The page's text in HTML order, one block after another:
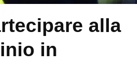
alla
in